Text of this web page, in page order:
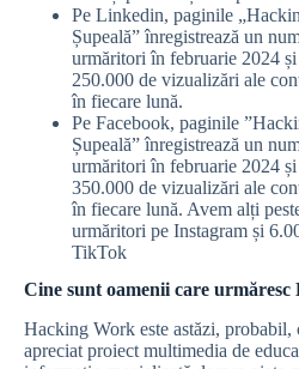
Pe Linkedin, paginile
Șupeală” înregistrează un
urmăritori în februarie 2024 și
250.000 de vizualizări ale
în fiecare lună.
Pe Facebook, paginile
Șupeală” înregistrează un
urmăritori în februarie 2024 și
350.000 de vizualizări ale
în fiecare lună. Avem alți
urmăritori pe Instagram și
TikTok
Cine sunt oamenii care
Hacking Work este astăzi, probabil,
apreciat proiect multimedia de